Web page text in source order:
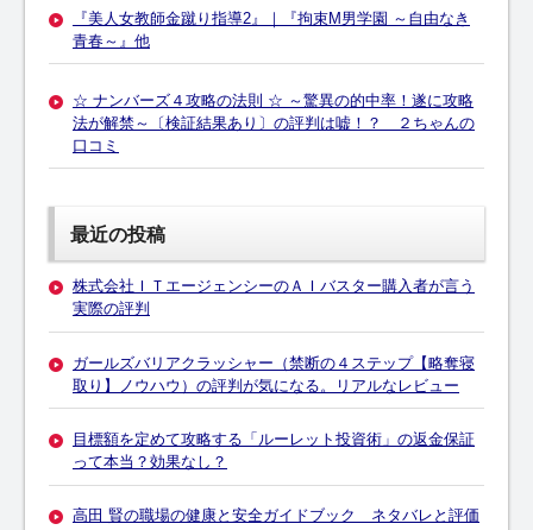
『美人女教師金蹴り指導2』｜『拘束M男学園 ～自由なき
青春～』他
☆ ナンバーズ４攻略の法則 ☆ ～驚異の的中率！遂に攻略
法が解禁～〔検証結果あり〕の評判は嘘！？ ２ちゃんの
口コミ
最近の投稿
株式会社ＩＴエージェンシーのＡＩバスター購入者が言う
実際の評判
ガールズバリアクラッシャー（禁断の４ステップ【略奪寝
取り】ノウハウ）の評判が気になる。リアルなレビュー
目標額を定めて攻略する「ルーレット投資術」の返金保証
って本当？効果なし？
高田 賢の職場の健康と安全ガイドブック ネタバレと評価